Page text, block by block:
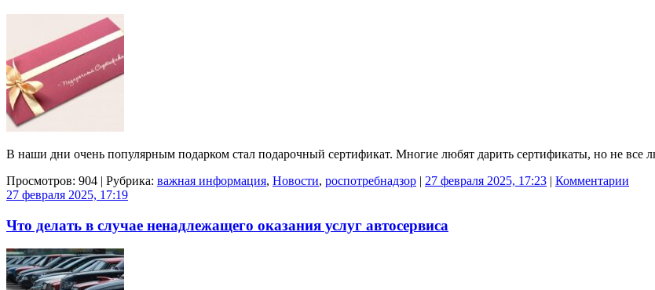
В наши дни очень популярным подарком стал подарочный сертификат. Многие любят дарить сертификаты, но не все
Просмотров: 904 | Рубрика: важная информация, Новости, роспотребнадзор | 27 февраля 2025, 17:23 | Комментарии
27 февраля 2025, 17:19
Что делать в случае ненадлежащего оказания услуг автосервиса